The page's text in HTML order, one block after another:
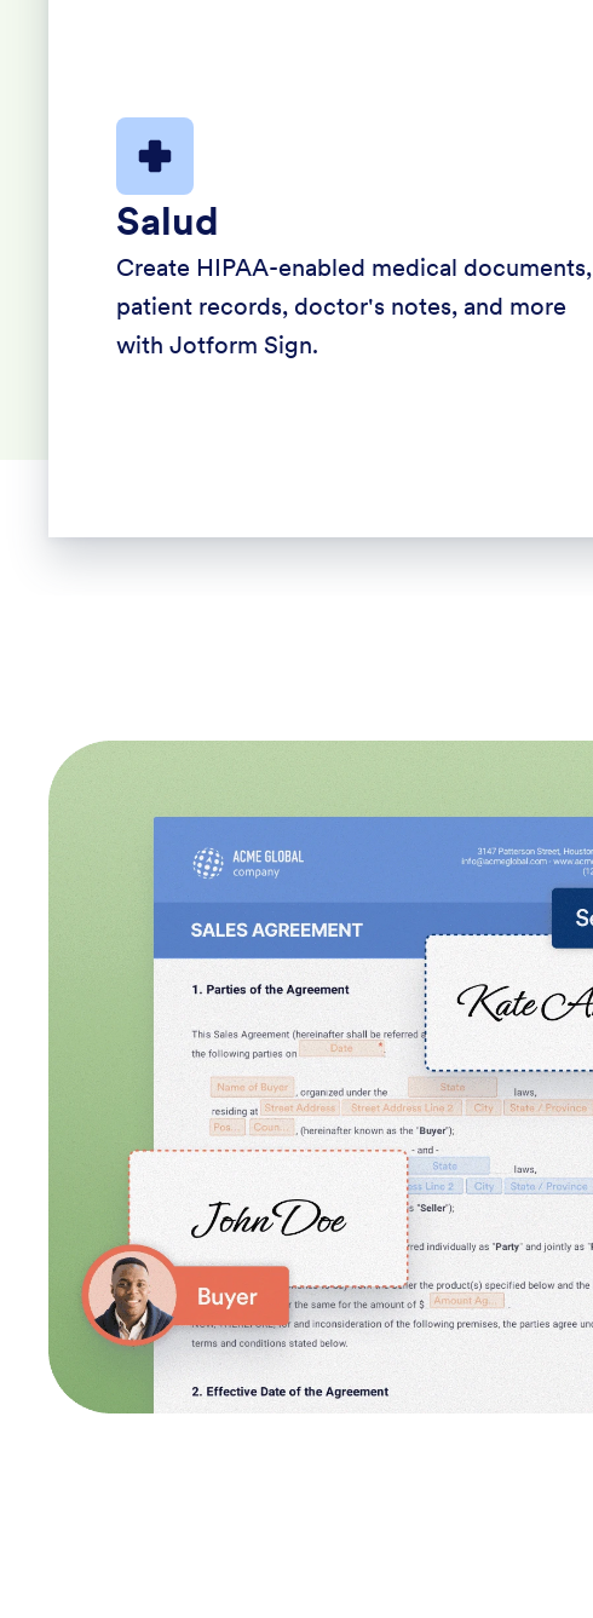
Salud
Create HIPAA-enabled medical documents,
patient records, doctor's notes, and more
with Jotform Sign.